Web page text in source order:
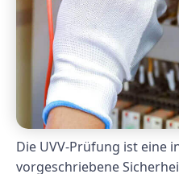
Die UVV-Prüfung ist eine
vorgeschriebene